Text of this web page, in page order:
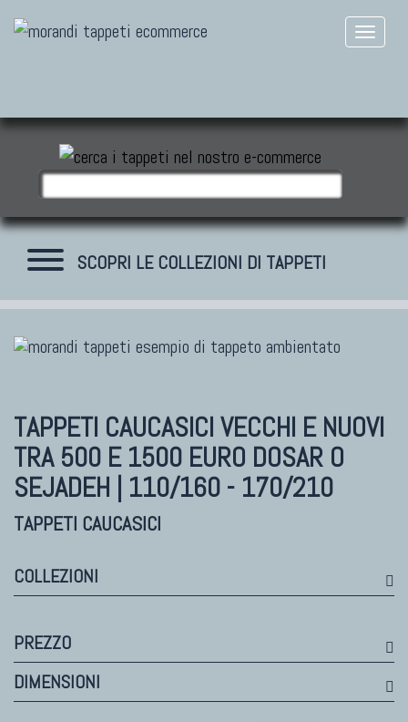
SCOPRI LE COLLEZIONI DI TAPPETI
TAPPETI MODERNI
Himalayan
Bhadohi Moderni
Kala Laie
Reloaded
Tappeti Moderni Collezione Morandi
Marco Nereo Rotelli
Daniela Marchetti
Chuk Palu
TAPPETI CAUCASICI VECCHI E NUOVI
TRA 500 E 1500 EURO DOSAR O
SEJADEH | 110/160 - 170/210
TAPPETI CAUCASICI
COLLEZIONI
PREZZO
DIMENSIONI